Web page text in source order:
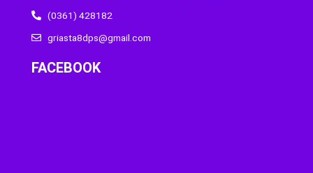
(0361) 428182
griasta8dps@gmail.com
FACEBOOK